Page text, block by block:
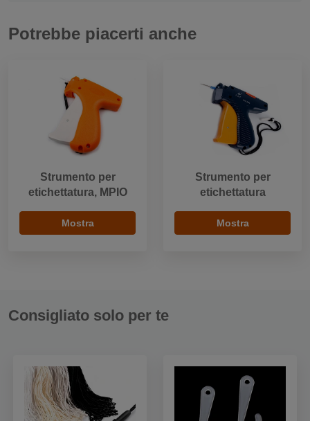
Potrebbe piacerti anche
Strumento per
etichettatura, MPIO
Mostra
Strumento per
etichettatura
Mostra
Consigliato solo per te